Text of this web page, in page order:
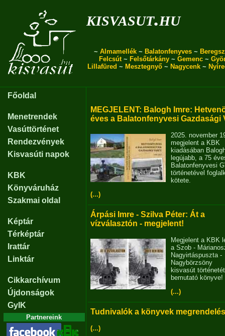
kisvasut.hu
~ Almamellék ~ Balatonfenyves ~
Felcsút~ Felsőtárkány ~ Gemenc ~
Lillafüred ~ Mesztegnyő ~ Nagycenk ~
Főoldal
Menetrendek
Vasúttörténet
Rendezvények
Kisvasúti napok
KBK
Könyváruház
Szakmai oldal
Képtár
Térképtár
Irattár
Linktár
Cikkarchívum
Újdonságok
GyIK
Partnereink
MEGJELENT: Balogh Imre:
éves a Balatonfenyvesi Gazdasági
2025. november
megjelent a KBK
kiadásában
legújabb, a 75
Balatonfenyvesi
történetével
kötete.
(...)
Árpási Imre - Szilva Péter: Át a
vízválasztón - megjelent!
Megjelent a KBK
a Szob -
Nagyirtáspuszta -
Nagybörzsöny
kisvasút történetét
bemutató könyve!
(...)
Tudnivalók a könyvek
(...)